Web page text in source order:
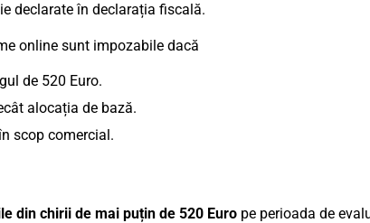
declarate în declarația fiscală.
online sunt impozabile dacă
de 520 Euro.
alocația de bază.
scop comercial.
din chirii de mai puțin de 520 Europe perioada de